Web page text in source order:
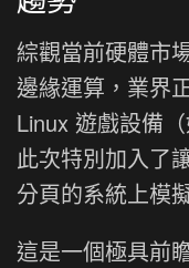
綜觀當前硬體市
邊緣運算，業界
Linux 遊戲設備
此次特別加入了
分頁的系統上模
這是一個極具前